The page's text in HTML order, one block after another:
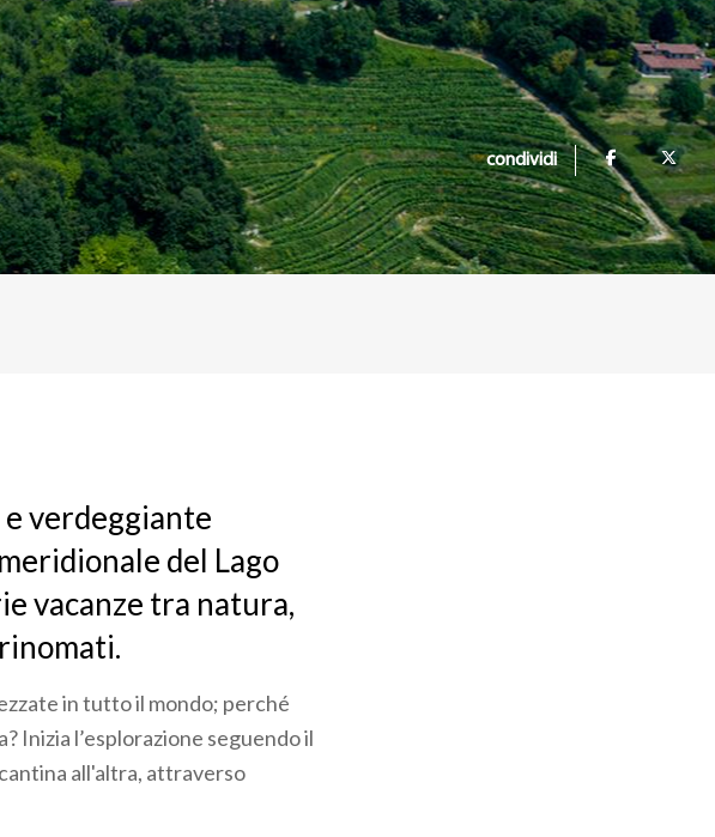
condividi
e verdeggiante
del Lago
vacanze tra natura,
in tutto il mondo; perché
Inizia l’esplorazione seguendo il
all'altra, attraverso